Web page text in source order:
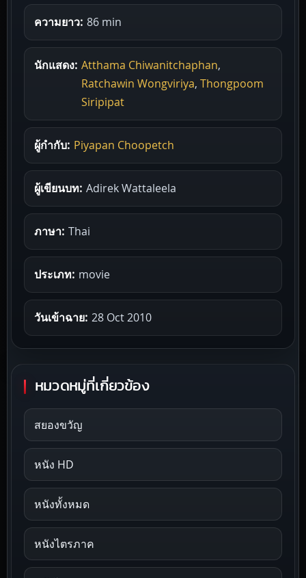
ความยาว: 86 min
นักแสดง: Atthama Chiwanitchaphan,
Ratchawin Wongviriya, Thongpoom
Siripipat
ผู้กำกับ: Piyapan Choopetch
ผู้เขียนบท: Adirek Wattaleela
ภาษา: Thai
ประเภท: movie
วันเข้าฉาย: 28 Oct 2010
หมวดหมู่ที่เกี่ยวข้อง
สยองขวัญ
หนัง HD
หนังทั้งหมด
หนังไตรภาค